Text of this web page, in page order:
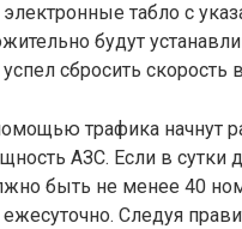
табло с
будут
сбросить скорость
трафика начнут
АЗС. Если в сутки
быть не менее 40
Следуя